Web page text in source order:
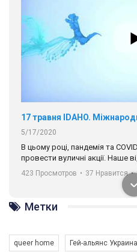
5/17/2020
В цьому році, пандемія та
провести вуличні акції. Наше
навіть коли ми у різних
разом. Ми закликаємо всіх хто
солідарності, приєднатися до
ГАУ є в 16 областях України.
Разом наш голос лунає гучніше!
423 Просмотров • 37 Нравится •
Метки
queer home Гей-альянс Украина